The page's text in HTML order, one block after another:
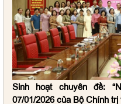
Sinh hoạt chuyên đề:
07/01/2026 của Bộ Chính